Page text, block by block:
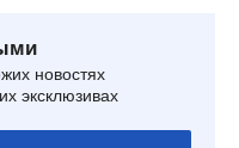
новостях
эксклюзивах